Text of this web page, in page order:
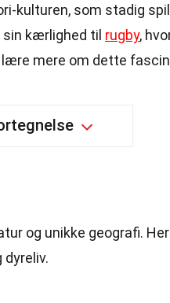
kulturen, som stadig
kærlighed til rugby,
mere om dette
og unikke geografi.